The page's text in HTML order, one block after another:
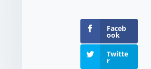
Faceb
ook
Twitte
r